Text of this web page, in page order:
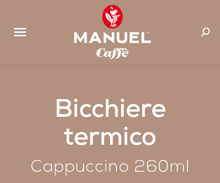
Cerca:
Bicchiere
termico
Cappuccino 260ml